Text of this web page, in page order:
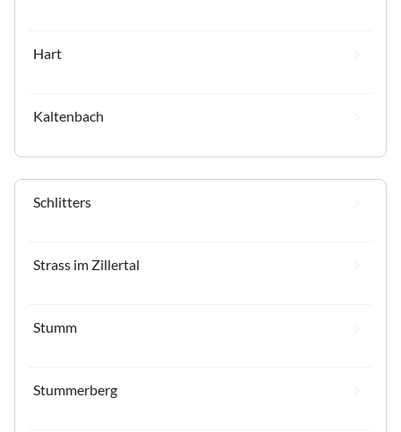
Hart
Kaltenbach
Schlitters
Strass im Zillertal
Stumm
Stummerberg